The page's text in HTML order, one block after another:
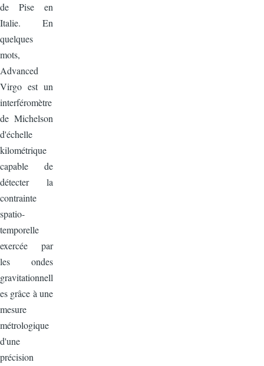
de Pise en
Italie. En
quelques
mots,
Advanced
Virgo est un
interféromètre
de Michelson
d'échelle
kilométrique
capable de
détecter la
contrainte
spatio-
temporelle
exercée par
les ondes
gravitationnell
es grâce à une
mesure
métrologique
d'une
précision